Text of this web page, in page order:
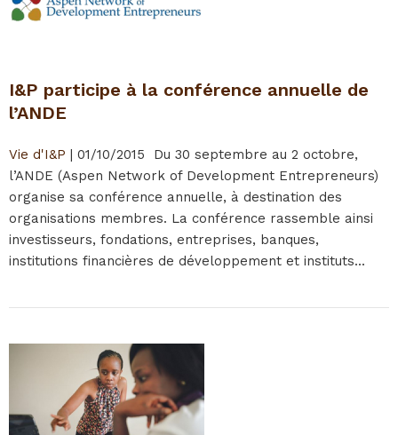
I&P participe à la conférence annuelle de
l’ANDE
Vie d'I&P | 01/10/2015 Du 30 septembre au 2 octobre,
l’ANDE (Aspen Network of Development Entrepreneurs)
organise sa conférence annuelle, à destination des
organisations membres. La conférence rassemble ainsi
investisseurs, fondations, entreprises, banques,
institutions financières de développement et instituts...